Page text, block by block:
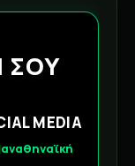
ΣΟΥ
MEDIA